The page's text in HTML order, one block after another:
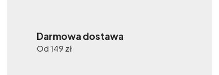
Darmowa dostawa
Od 149 zł